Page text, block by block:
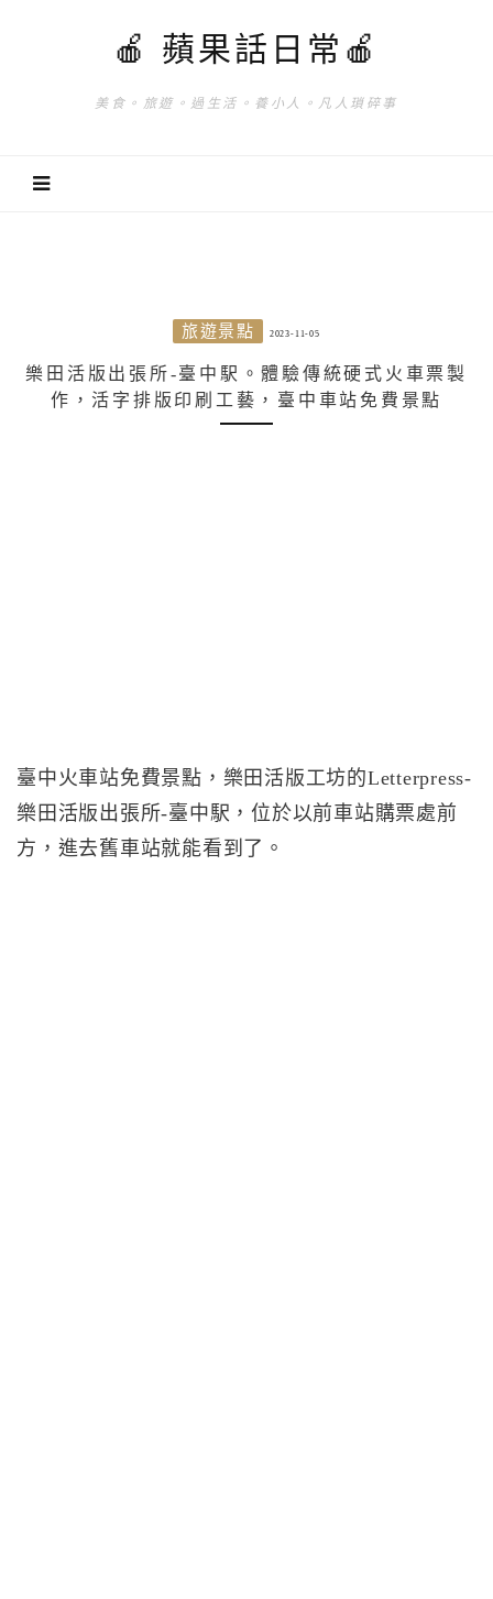
🍎 蘋果話日常🍎
美食。旅遊。過生活。養小人。凡人瑣碎事
旅遊景點 2023-11-05
樂田活版出張所-臺中駅。體驗傳統硬式火車票製
作，活字排版印刷工藝，臺中車站免費景點
臺中火車站免費景點，樂田活版工坊的Letterpress-
樂田活版出張所-臺中駅，位於以前車站購票處前
方，進去舊車站就能看到了。